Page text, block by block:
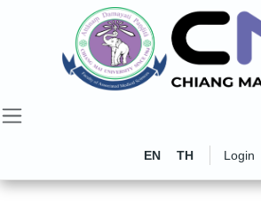
EN TH Login